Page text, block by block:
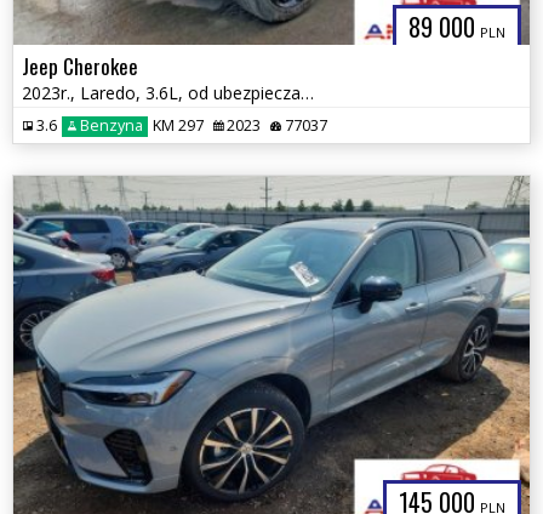
89 000 PLN
Jeep Cherokee
2023r., Laredo, 3.6L, od ubezpieczalni
3.6 Benzyna KM 297 2023 77037
145 000 PLN